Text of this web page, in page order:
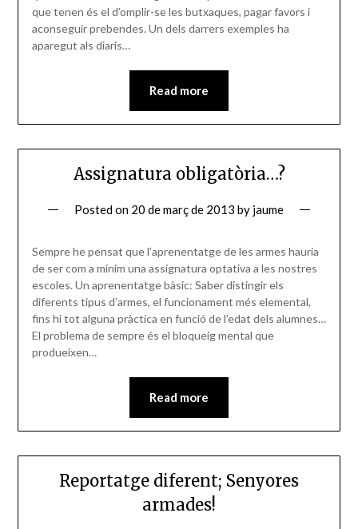
que tenen és el d’omplir-se les butxaques, pagar favors i
aconseguir prebendes. Un dels darrers exemples ha
aparegut als diaris…
Read more
Assignatura obligatòria…?
Posted on 20 de març de 2013 by jaume
Sempre he pensat que l’aprenentatge de les armes hauria
de ser com a mínim una assignatura optativa a les nostres
escoles. Un aprenentatge bàsic: Saber distingir els
diferents tipus d’armes, el funcionament més elemental,
fins hi tot alguna pràctica en funció de l’edat dels alumnes…
El problema de sempre és el bloqueig mental que
produeixen…
Read more
Reportatge diferent; Senyores
armades!